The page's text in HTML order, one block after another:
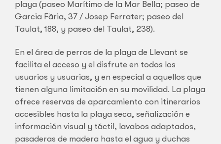
playa (paseo Marítimo de la Mar Bella; paseo de
Garcia Fària, 37 / Josep Ferrater; paseo del
Taulat, 188, y paseo del Taulat, 238).
En el área de perros de la playa de Llevant se
facilita el acceso y el disfrute en todos los
usuarios y usuarias, y en especial a aquellos que
tienen alguna limitación en su movilidad. La playa
ofrece reservas de aparcamiento con itinerarios
accesibles hasta la playa seca, señalización e
información visual y táctil, lavabos adaptados,
pasaderas de madera hasta el agua y duchas